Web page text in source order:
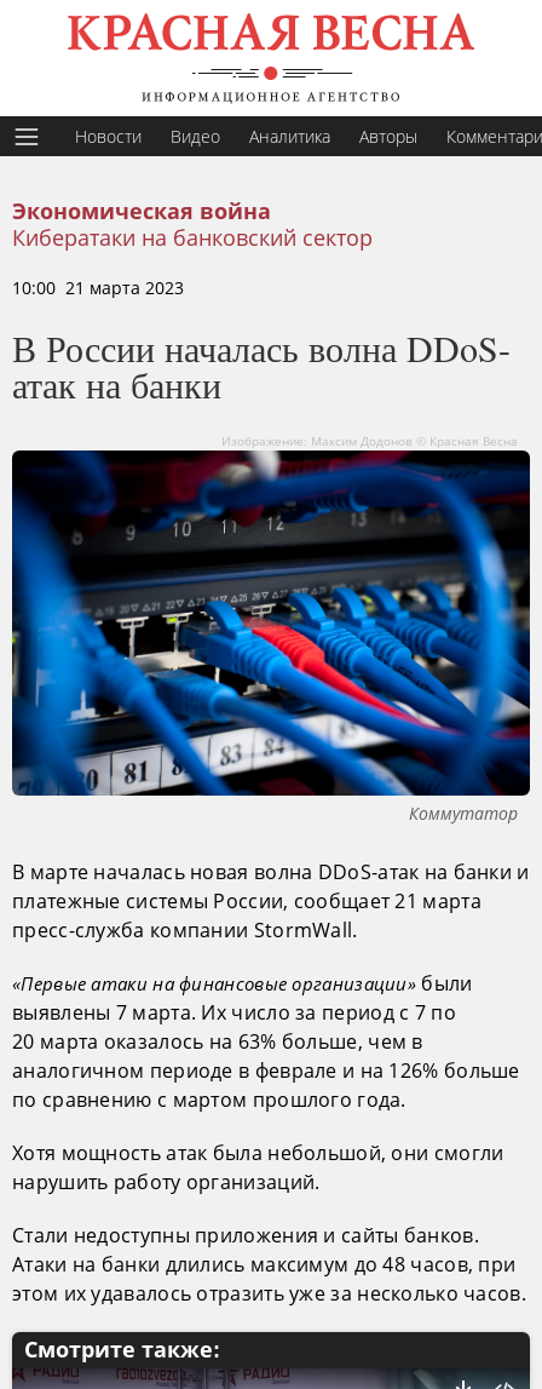
Новости Видео Аналитика Авторы
Экономическая война
Кибератаки на банковский сектор
10:00 21 марта 2023
В России началась волна DDoS-
атак на банки
Изображение: Максим Додонов © Красная Весна
Коммутатор
В марте началась новая волна DDoS-атак на банки и
платежные системы России, сообщает 21 марта
пресс-служба компании StormWall.
«Первые атаки на финансовые организации» были
выявлены 7 марта. Их число за период с 7 по
20 марта оказалось на 63% больше, чем в
аналогичном периоде в феврале и на 126% больше
по сравнению с мартом прошлого года.
Хотя мощность атак была небольшой, они смогли
нарушить работу организаций.
Стали недоступны приложения и сайты банков.
Атаки на банки длились максимум до 48 часов, при
этом их удавалось отразить уже за несколько часов.
Смотрите также: